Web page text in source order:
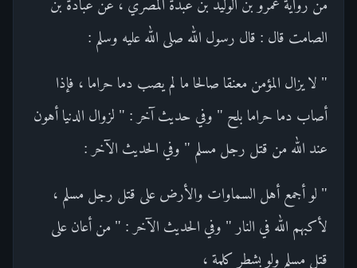
من رواية عمرو بن الوليد بن عبدة المصري ، عن عبادة بن
الصامت قال : قال رسول الله صلى الله عليه وسلم :
" لا يزال المؤمن معنقا صالحا ما لم يصب دما حراما ، فإذا
أصاب دما حراما بلح " وفي حديث آخر : " لزوال الدنيا أهون
عند الله من قتل رجل مسلم " وفي الحديث الآخر :
" لو أجمع أهل السماوات والأرض على قتل رجل مسلم ،
لأكبهم الله في النار " وفي الحديث الآخر : " من أعان على
قتل مسلم ولو بشطر كلمة ،